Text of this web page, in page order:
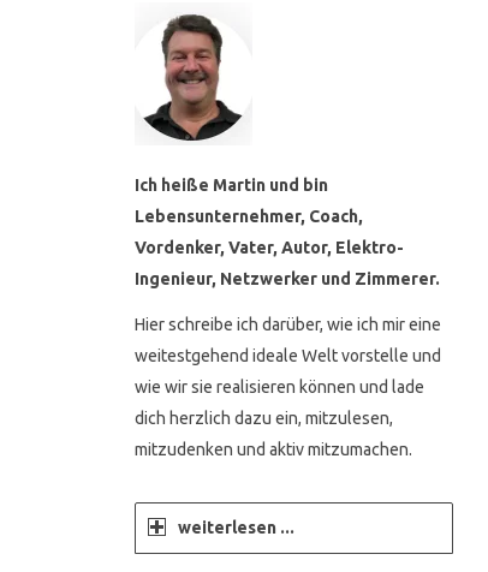
Ich heiße Martin und bin
Lebensunternehmer, Coach,
Vordenker, Vater, Autor, Elektro-
Ingenieur, Netzwerker und Zimmerer.
Hier schreibe ich darüber, wie ich mir eine
weitestgehend ideale Welt vorstelle und
wie wir sie realisieren können und lade
dich herzlich dazu ein, mitzulesen,
mitzudenken und aktiv mitzumachen.
weiterlesen ...